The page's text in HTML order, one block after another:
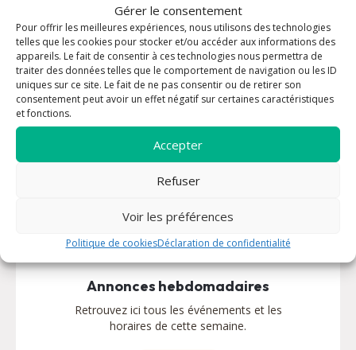
Gérer le consentement
Pour offrir les meilleures expériences, nous utilisons des technologies
telles que les cookies pour stocker et/ou accéder aux informations des
appareils. Le fait de consentir à ces technologies nous permettra de
traiter des données telles que le comportement de navigation ou les ID
uniques sur ce site. Le fait de ne pas consentir ou de retirer son
consentement peut avoir un effet négatif sur certaines caractéristiques
et fonctions.
Accepter
Refuser
Voir les préférences
Politique de cookiesDéclaration de confidentialité
Vous êtes nouveau
Nous sommes très heureux de vous accueillir.
Le Seigneur vous attend !
Découvrir
Annonces hebdomadaires
Retrouvez ici tous les événements et les
horaires de cette semaine.